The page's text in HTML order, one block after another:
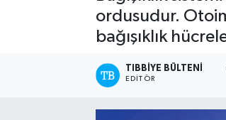
ordusudur.
bağışıklık
TIBBIYE BÜLTENI
EDITÖR